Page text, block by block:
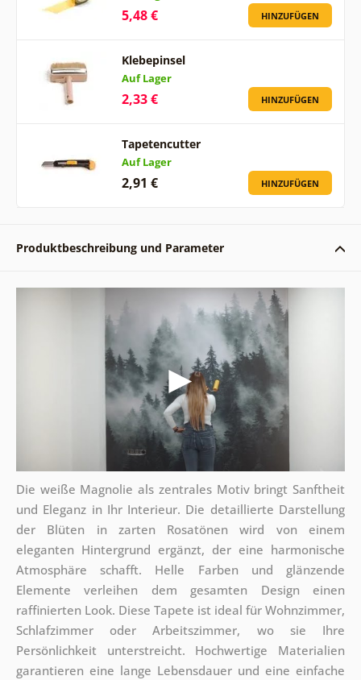
5,48 € HINZUFÜGEN
Klebepinsel
Auf Lager
2,33 € HINZUFÜGEN
Tapetencutter
Auf Lager
2,91 € HINZUFÜGEN
Produktbeschreibung und Parameter
Die weiße Magnolie als zentrales Motiv bringt Sanftheit
und Eleganz in Ihr Interieur. Die detaillierte Darstellung
der Blüten in zarten Rosatönen wird von einem
eleganten Hintergrund ergänzt, der eine harmonische
Atmosphäre schafft. Helle Farben und glänzende
Elemente verleihen dem gesamten Design einen
raffinierten Look. Diese Tapete ist ideal für Wohnzimmer,
Schlafzimmer oder Arbeitszimmer, wo sie Ihre
Persönlichkeit unterstreicht. Hochwertige Materialien
garantieren eine lange Lebensdauer und eine einfache